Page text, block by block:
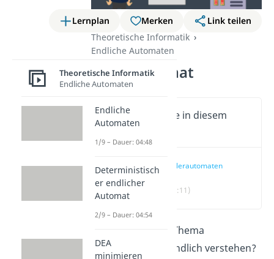
Lernplan Merken
Link teilen
Theoretische Informatik
Endliche Automaten
Kellerautomat
Wichtige Inhalte in diesem
Video
Kellerautomaten
(00:11)
Du möchtest das Thema
„Kellerautomat“ endlich verstehen?
Theoretische Informatik
Endliche Automaten
Endliche
Automaten
1/9 – Dauer: 04:48
Deterministisch
er endlicher
Automat
2/9 – Dauer: 04:54
DEA
minimieren